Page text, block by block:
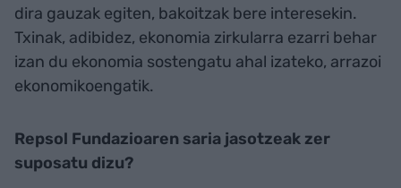
dira gauzak egiten, bakoitzak bere interesekin.
Txinak, adibidez, ekonomia zirkularra ezarri behar
izan du ekonomia sostengatu ahal izateko, arrazoi
ekonomikoengatik.
Repsol Fundazioaren saria jasotzeak zer
suposatu dizu?